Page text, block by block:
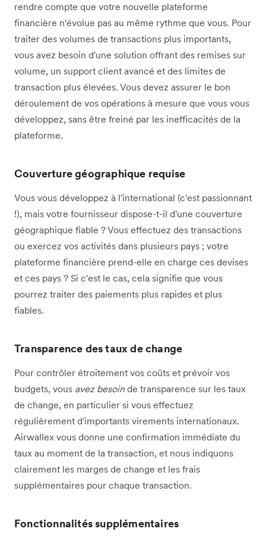
rendre compte que votre nouvelle plateforme
financière n'évolue pas au même rythme que vous. Pour
traiter des volumes de transactions plus importants,
vous avez besoin d'une solution offrant des remises sur
volume, un support client avancé et des limites de
transaction plus élevées. Vous devez assurer le bon
déroulement de vos opérations à mesure que vous vous
développez, sans être freiné par les inefficacités de la
plateforme.
Couverture géographique requise
Vous vous développez à l'international (c'est passionnant
!), mais votre fournisseur dispose-t-il d'une couverture
géographique fiable ? Vous effectuez des transactions
ou exercez vos activités dans plusieurs pays ; votre
plateforme financière prend-elle en charge ces devises
et ces pays ? Si c'est le cas, cela signifie que vous
pourrez traiter des paiements plus rapides et plus
fiables.
Transparence des taux de change
Pour contrôler étroitement vos coûts et prévoir vos
budgets, vous avez besoin de transparence sur les taux
de change, en particulier si vous effectuez
régulièrement d'importants virements internationaux.
Airwallex vous donne une confirmation immédiate du
taux au moment de la transaction, et nous indiquons
clairement les marges de change et les frais
supplémentaires pour chaque transaction.
Fonctionnalités supplémentaires